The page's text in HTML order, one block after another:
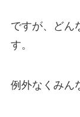
ですが、どん
す。
例外なくみん